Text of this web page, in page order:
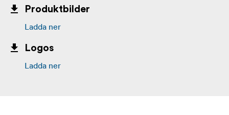
Produktbilder
Ladda ner
Logos
Ladda ner